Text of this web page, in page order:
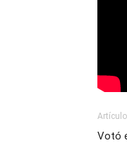
Votó